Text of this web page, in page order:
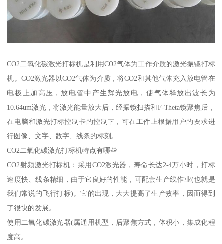
CO2二氧化碳激光打标机是利用CO2气体为工作介质的激光振镜打标
机。CO2激光器以CO2气体为介质，将CO2和其他气体充入放电管在
电极上加高压，放电管中产生辉光放电，使气体释放出波长为
10.64um激光，将激光能量放大后，经振镜扫描和F-Theta镜聚焦后，
在电脑和激光打标控制卡的控制下，可在工件上根据用户的要求进
行图像、文字、数字、线条的标刻。
CO2二氧化碳激光打标机特点有哪些
CO2射频激光打标机：采用CO2激光器，寿命长达2-4万小时，打标
速度快、线条精细，由于它良好的性能，可配套生产线作业(也就是
我们常说的飞行打标)。它的出现，大大提高了生产效率，因而得到
了很快的发展。
使用二氧化碳激光器(属通用机型，后聚焦方式，体积小，集成化程
度高。